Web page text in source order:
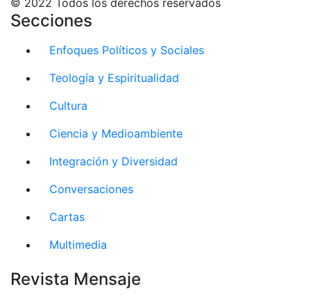
Secciones
Enfoques Políticos y Sociales
Teología y Espiritualidad
Cultura
Ciencia y Medioambiente
Integración y Diversidad
Conversaciones
Cartas
Multimedia
Revista Mensaje